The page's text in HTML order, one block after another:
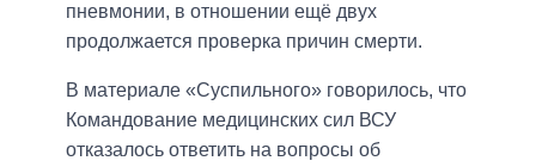
пневмонии, в отношении ещё двух
продолжается проверка причин смерти.
В материале «Суспильного» говорилось, что
Командование медицинских сил ВСУ
отказалось ответить на вопросы об